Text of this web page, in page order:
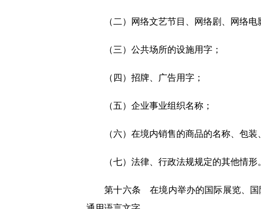
（二）网络文艺节目、网络剧、网络电
（三）公共场所的设施用字；
（四）招牌、广告用字；
（五）企业事业组织名称；
（六）在境内销售的商品的名称、包装
（七）法律、行政法规规定的其他情形
第十六条 在境内举办的国际展览、国际